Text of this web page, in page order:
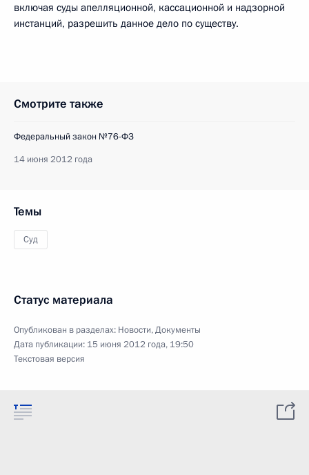
включая суды апелляционной, кассационной и надзорной
инстанций, разрешить данное дело по существу.
Смотрите также
Федеральный закон №76-ФЗ
14 июня 2012 года
Темы
Суд
Статус материала
Опубликован в разделах: Новости,Документы
Дата публикации: 15 июня 2012 года, 19:50
Текстовая версия